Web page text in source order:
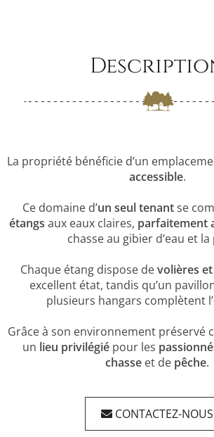
La propriété bénéficie d’un
accessible.
Ce domaine d’un seul tenantse
étangs aux eaux claires, parfaitement
chasse au gibier d’eau et la
Chaque étang dispose devolières
excellent état, tandis qu’un
plusieurs hangars complètent
Grâce à son environnement préservé
un lieu privilégiépour les
chasse et de pêche.
CONTACTEZ-NOUS